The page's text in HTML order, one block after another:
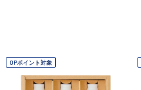
OPポイント対象